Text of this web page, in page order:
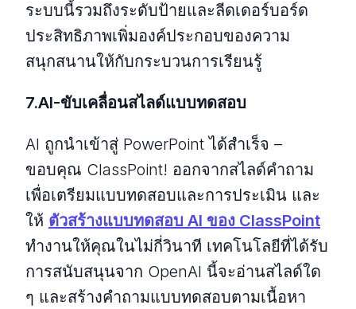
ระบบนี้รวมถึงระดับป้ายและลีดเดอร์บอร์ด
ประสิทธิภาพเพิ่มองค์ประกอบของความ
สนุกสนานให้กับกระบวนการเรียนรู้
7.AI-ขับเคลื่อนสไลด์แบบทดสอบ
AI ถูกนําเข้าสู่ PowerPoint ได้สําเร็จ –
ขอบคุณ ClassPoint! ออกจากสไลด์คําถาม
เพื่อเตรียมแบบทดสอบและการประเมิน และ
ให้ ตัวสร้างแบบทดสอบ AI ของ ClassPoint
ทํางานให้คุณในไม่กี่วินาที เทคโนโลยีที่ได้รับ
การสนับสนุนจาก OpenAI นี้จะอ่านสไลด์ใด
ๆ และสร้างคําถามแบบทดสอบตามเนื้อหา